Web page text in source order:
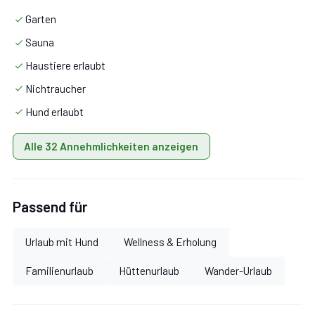
Flatscreen SAT-TV
Radio mit CD-Player
kostenfreies W-Lan
Skischuhtrockner
Haustiere erlaubt
Brötchenservice
Der Katschberg liegt im Grenzgebiet zwischen Salzburg
Garten
Sauna
Haustiere erlaubt
Nichtraucher
Hund erlaubt
Alle 32 Annehmlichkeiten anzeigen
Passend für
Urlaub mit Hund Wellness & Erholung
Familienurlaub Hüttenurlaub Wander-Urlaub